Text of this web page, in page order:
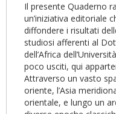
Il presente Quaderno
un’iniziativa editoriale
diffondere i risultati
studiosi afferenti al
dell’Africa
poco usciti, qui
Attraverso un vasto
oriente, l’Asia
orientale, e lungo un